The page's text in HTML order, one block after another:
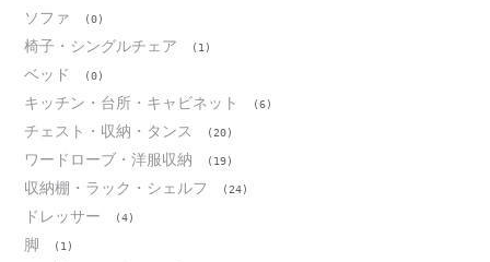
ソファ (0)
椅子・シングルチェア (1)
ベッド (0)
キッチン・台所・キャビネット (6)
チェスト・収納・タンス (20)
ワードローブ・洋服収納 (19)
収納棚・ラック・シェルフ (24)
ドレッサー (4)
脚 (1)